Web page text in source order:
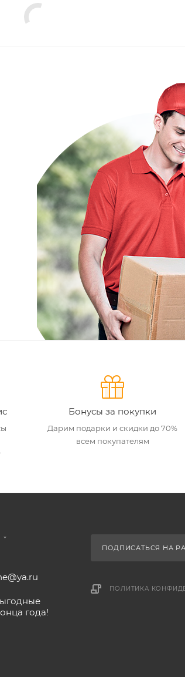
Бонусы за покупки
Дарим подарки и скидки до 70%
всем покупателям
года!
ПОДПИСАТЬСЯ НА
ПОЛИТИКА